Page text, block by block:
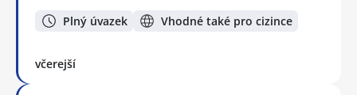
Plný úvazek Vhodné také pro cizince
včerejší